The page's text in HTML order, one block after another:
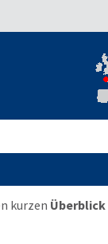
kurzen Überblick